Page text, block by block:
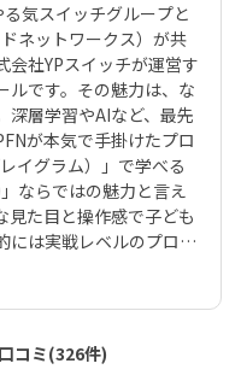
気スイッチグループと
ネットワークス）が共
会社YPスイッチが運営す
ルです。その魅力は、な
深層学習やAIなど、最先
が本気で手掛けたプロ
イグラム）」で学べる
ならではの魅力と言え
見た目と操作感で子ども
には実戦レベルのプログ
」には、まるでマイ
空間をデザインできるモ
そのどちらも高めていけ
りのスクールです。ま
といえば、子どもの性
コミ(326件)